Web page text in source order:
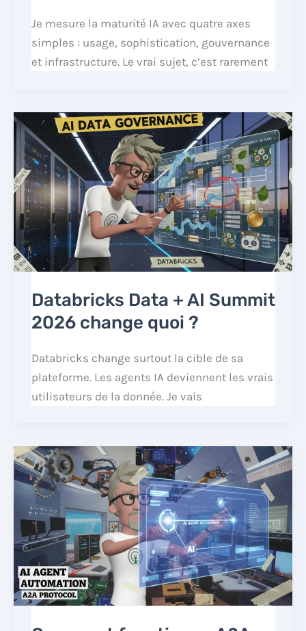
Je mesure la maturité IA avec quatre axes
simples : usage, sophistication, gouvernance
et infrastructure. Le vrai sujet, c’est rarement
Databricks Data + AI Summit
2026 change quoi ?
Databricks change surtout la cible de sa
plateforme. Les agents IA deviennent les vrais
utilisateurs de la donnée. Je vais